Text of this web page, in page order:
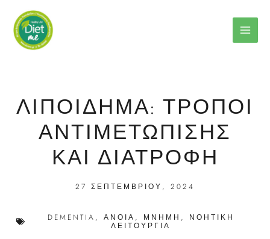
Μετάβαση
στο
περιεχόμενο
ΛΙΠΟΊΔΗΜΑ: ΤΡΌΠΟΙ
ΑΝΤΙΜΕΤΏΠΙΣΗΣ
ΚΑΙ ΔΙΑΤΡΟΦΉ
27 ΣΕΠΤΕΜΒΡΊΟΥ, 2024
DEMENTIA , ΆΝΟΙΑ , ΜΝΉΜΗ , ΝΟΗΤΙΚΉ
ΛΕΙΤΟΥΡΓΊΑ